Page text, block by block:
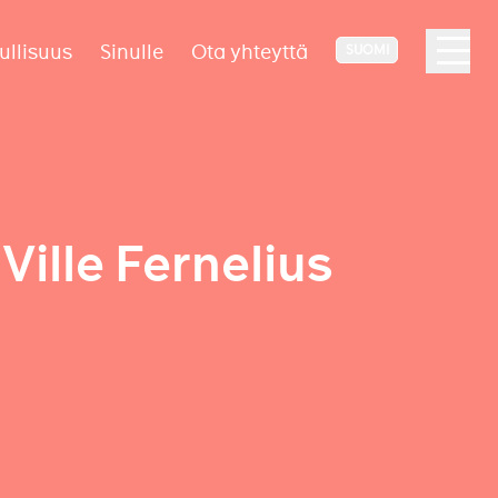
Sinulle Ota yhteyttä
Fernelius